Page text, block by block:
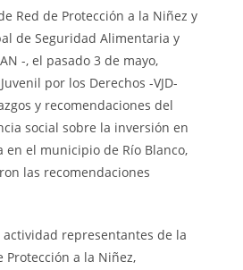
Red de Protección a la Niñez y
de Seguridad Alimentaria y
-, el pasado 3 de mayo,
por los Derechos -VJD-
y recomendaciones del
social sobre la inversión en
en el municipio de Río Blanco,
las recomendaciones
representantes de la
a la Niñez,